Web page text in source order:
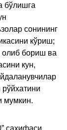
бўлишга
сонининг
кўриш;
олиб бориш ва
кун,
рўйхатини
мумкин.
саҳифаси